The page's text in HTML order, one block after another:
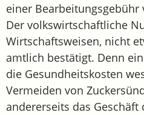
einer Bearbeitungsgebühr
Der volkswirtschaftliche
Wirtschaftsweisen, nicht
amtlich bestätigt. Denn
die Gesundheitskosten
Vermeiden von
andererseits das